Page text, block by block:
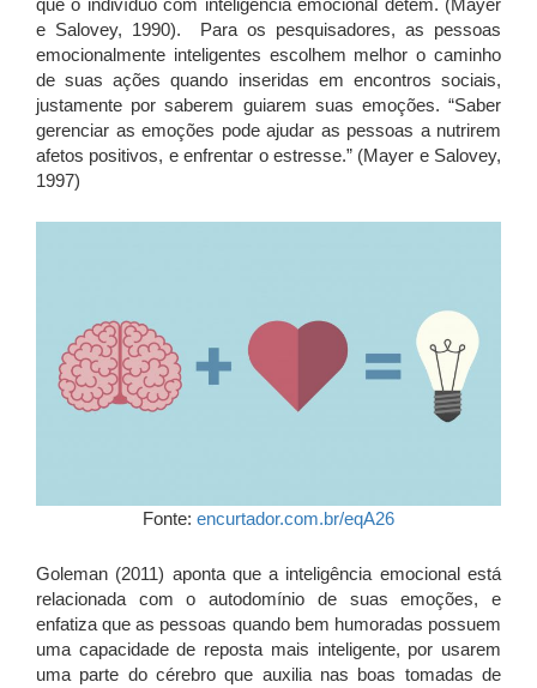
que o indivíduo com inteligência emocional detém. (Mayer
e Salovey, 1990). Para os pesquisadores, as pessoas
emocionalmente inteligentes escolhem melhor o caminho
de suas ações quando inseridas em encontros sociais,
justamente por saberem guiarem suas emoções. “Saber
gerenciar as emoções pode ajudar as pessoas a nutrirem
afetos positivos, e enfrentar o estresse.” (Mayer e Salovey,
1997)
Fonte: encurtador.com.br/eqA26
Goleman (2011) aponta que a inteligência emocional está
relacionada com o autodomínio de suas emoções, e
enfatiza que as pessoas quando bem humoradas possuem
uma capacidade de reposta mais inteligente, por usarem
uma parte do cérebro que auxilia nas boas tomadas de